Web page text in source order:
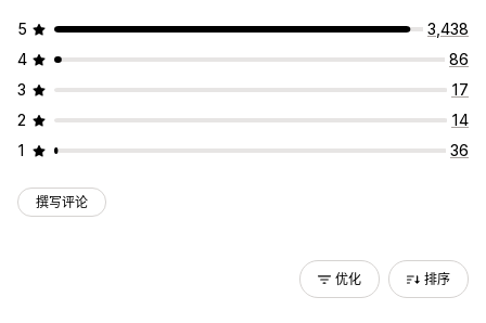
5
3,438
4
86
3
17
2
14
1
36
撰写评论
优化 排序